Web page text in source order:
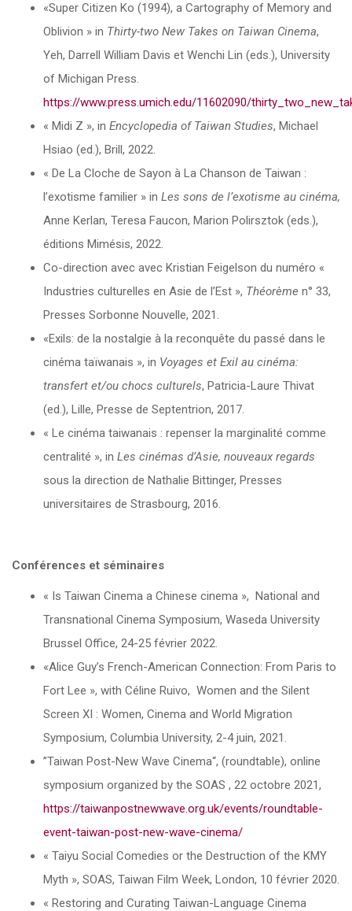
«Super Citizen Ko (1994), a Cartography of Memory and
Oblivion » in Thirty-two New Takes on Taiwan Cinema,
Yeh, Darrell William Davis et Wenchi Lin (eds.), University
of Michigan Press.
https://www.press.umich.edu/11602090/
« Midi Z », in Encyclopedia of Taiwan Studies, Michael
Hsiao (ed.), Brill, 2022.
« De La Cloche de Sayon à La Chanson de Taiwan :
l’exotisme familier » in Les sons de l’exotisme au cinéma,
Anne Kerlan, Teresa Faucon, Marion Polirsztok (eds.),
éditions Mimésis, 2022.
Co-direction avec avec Kristian Feigelson du numéro «
Industries culturelles en Asie de l’Est », Théorème n° 33,
Presses Sorbonne Nouvelle, 2021.
«Exils: de la nostalgie à la reconquête du passé dans le
cinéma taïwanais », in Voyages et Exil au cinéma:
transfert et/ou chocs culturels, Patricia-Laure Thivat
(ed.), Lille, Presse de Septentrion, 2017.
« Le cinéma taiwanais : repenser la marginalité comme
centralité », in Les cinémas d’Asie, nouveaux regards
sous la direction de Nathalie Bittinger, Presses
universitaires de Strasbourg, 2016.
Conférences et séminaires
« Is Taiwan Cinema a Chinese cinema », National and
Transnational Cinema Symposium, Waseda University
Brussel Office, 24-25 février 2022.
«Alice Guy’s French-American Connection: From Paris to
Fort Lee », with Céline Ruivo, Women and the Silent
Screen XI : Women, Cinema and World Migration
Symposium, Columbia University, 2-4 juin, 2021.
”Taiwan Post-New Wave Cinema“, (roundtable), online
symposium organized by the SOAS , 22 octobre 2021,
https://taiwanpostnewwave.org.uk/events/roundtable-
event-taiwan-post-new-wave-cinema/
« Taiyu Social Comedies or the Destruction of the KMY
Myth », SOAS, Taiwan Film Week, London, 10 février 2020.
« Restoring and Curating Taiwan-Language Cinema